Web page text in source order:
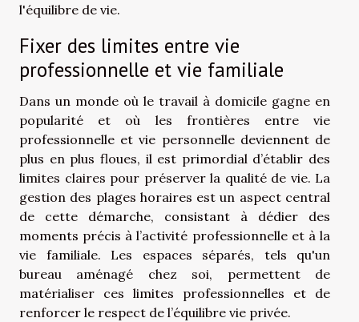
l'équilibre de vie.
Fixer des limites entre vie
professionnelle et vie familiale
Dans un monde où le travail à domicile gagne en
popularité et où les frontières entre vie
professionnelle et vie personnelle deviennent de
plus en plus floues, il est primordial d’établir des
limites claires pour préserver la qualité de vie. La
gestion des plages horaires est un aspect central
de cette démarche, consistant à dédier des
moments précis à l’activité professionnelle et à la
vie familiale. Les espaces séparés, tels qu'un
bureau aménagé chez soi, permettent de
matérialiser ces limites professionnelles et de
renforcer le respect de l’équilibre vie privée.